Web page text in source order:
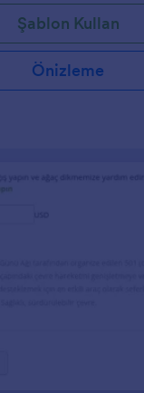
Şablon Kullan
Önizleme